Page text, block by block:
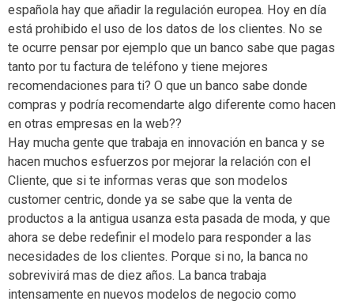
española hay que añadir la regulación europea. Hoy en día
está prohibido el uso de los datos de los clientes. No se
te ocurre pensar por ejemplo que un banco sabe que pagas
tanto por tu factura de teléfono y tiene mejores
recomendaciones para ti? O que un banco sabe donde
compras y podría recomendarte algo diferente como hacen
en otras empresas en la web??
Hay mucha gente que trabaja en innovación en banca y se
hacen muchos esfuerzos por mejorar la relación con el
Cliente, que si te informas veras que son modelos
customer centric, donde ya se sabe que la venta de
productos a la antigua usanza esta pasada de moda, y que
ahora se debe redefinir el modelo para responder a las
necesidades de los clientes. Porque si no, la banca no
sobrevivirá mas de diez años. La banca trabaja
intensamente en nuevos modelos de negocio como